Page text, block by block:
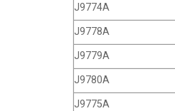
J9774A
J9778A
J9779A
J9780A
J9775A